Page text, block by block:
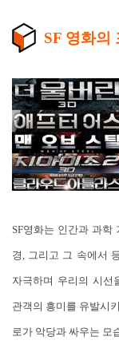
SF 영화의
SF영화는 인간과 과학
경, 그리고 그 속에서
자극하며 우리의 시선
관객의 흥미를 유발시
로가 악당과 싸우는 모